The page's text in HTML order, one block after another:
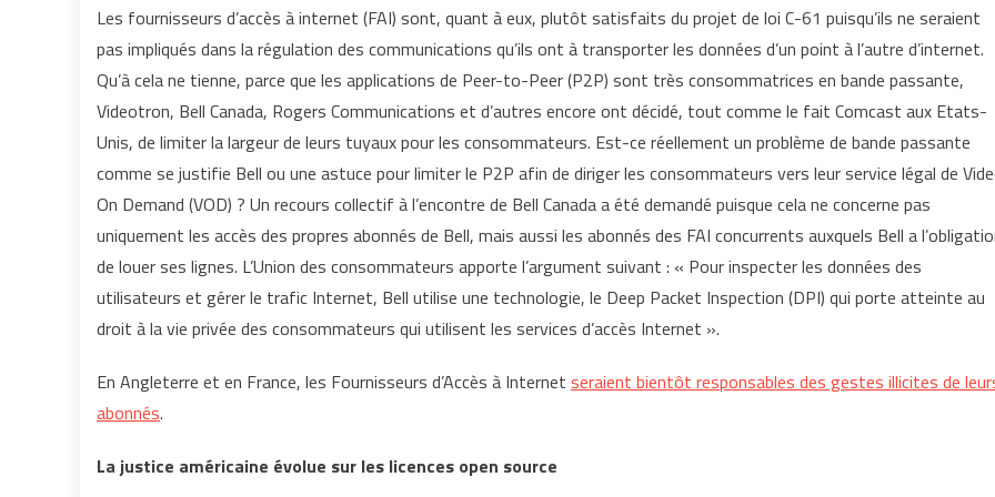
Les fournisseurs d’accès à internet (FAI) sont, quant à eux, plutôt satisfaits du projet de loi C-61 puisqu’ils ne seraient
pas impliqués dans la régulation des communications qu’ils ont à transporter les données d’un point à l’autre d’internet.
Qu’à cela ne tienne, parce que les applications de Peer-to-Peer (P2P) sont très consommatrices en bande passante,
Videotron, Bell Canada, Rogers Communications et d’autres encore ont décidé, tout comme le fait Comcast aux Etats-
Unis, de limiter la largeur de leurs tuyaux pour les consommateurs. Est-ce réellement un problème de bande passante
comme se justifie Bell ou une astuce pour limiter le P2P afin de diriger les consommateurs vers leur service légal de
On Demand (VOD) ? Un recours collectif à l’encontre de Bell Canada a été demandé puisque cela ne concerne pas
uniquement les accès des propres abonnés de Bell, mais aussi les abonnés des FAI concurrents auxquels Bell a
de louer ses lignes. L’Union des consommateurs apporte l’argument suivant : « Pour inspecter les données des
utilisateurs et gérer le trafic Internet, Bell utilise une technologie, le Deep Packet Inspection (DPI) qui porte atteinte au
droit à la vie privée des consommateurs qui utilisent les services d’accès Internet ».
En Angleterre et en France, les Fournisseurs d’Accès à Internet seraient bientôt responsables des gestes illicites de
abonnés.
La justice américaine évolue sur les licences open source